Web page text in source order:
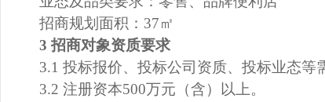
招商规划面积：37㎡
3 招商对象资质要求
3.1 投标报价、投标公司资质、投标业态等
3.2 注册资本500万元（含）以上。